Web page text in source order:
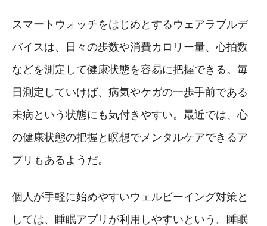
スマートウォッチをはじめとするウェアラブルデ
バイスは、日々の歩数や消費カロリー量、心拍数
などを測定して健康状態を容易に把握できる。毎
日測定していけば、病気やケガの一歩手前である
未病という状態にも気付きやすい。最近では、心
の健康状態の把握と瞑想でメンタルケアできるア
プリもあるようだ。
個人が手軽に始めやすいウェルビーイング対策と
しては、睡眠アプリが利用しやすいという。睡眠